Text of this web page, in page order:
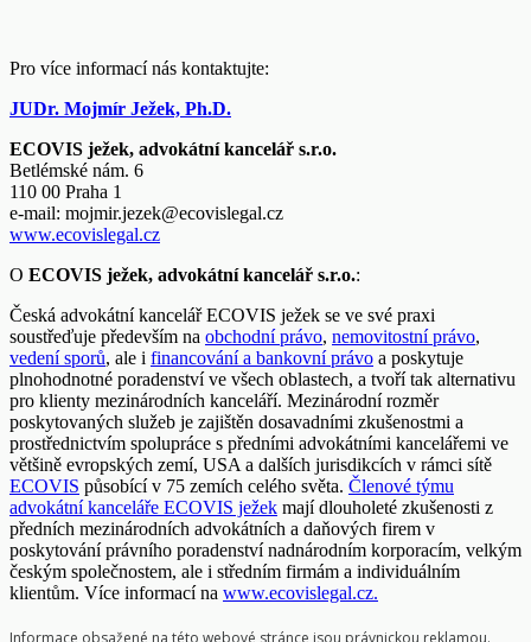
Pro více informací nás kontaktujte:
JUDr. Mojmír Ježek, Ph.D.
ECOVIS ježek, advokátní kancelář s.r.o.
Betlémské nám. 6
110 00 Praha 1
e-mail: mojmir.jezek@ecovislegal.cz
www.ecovislegal.cz
O ECOVIS ježek, advokátní kancelář s.r.o.:
Česká advokátní kancelář ECOVIS ježek se ve své praxi
soustřeďuje především na obchodní právo, nemovitostní právo,
vedení sporů, ale i financování a bankovní právo a poskytuje
plnohodnotné poradenství ve všech oblastech, a tvoří tak alternativu
pro klienty mezinárodních kanceláří. Mezinárodní rozměr
poskytovaných služeb je zajištěn dosavadními zkušenostmi a
prostřednictvím spolupráce s předními advokátními kancelářemi ve
většině evropských zemí, USA a dalších jurisdikcích v rámci sítě
ECOVIS působící v 75 zemích celého světa. Členové týmu
advokátní kanceláře ECOVIS ježek mají dlouholeté zkušenosti z
předních mezinárodních advokátních a daňových firem v
poskytování právního poradenství nadnárodním korporacím, velkým
českým společnostem, ale i středním firmám a individuálním
klientům. Více informací na www.ecovislegal.cz.